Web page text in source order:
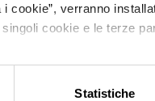
i cookie”, verranno
cookie e le terze
Statistiche